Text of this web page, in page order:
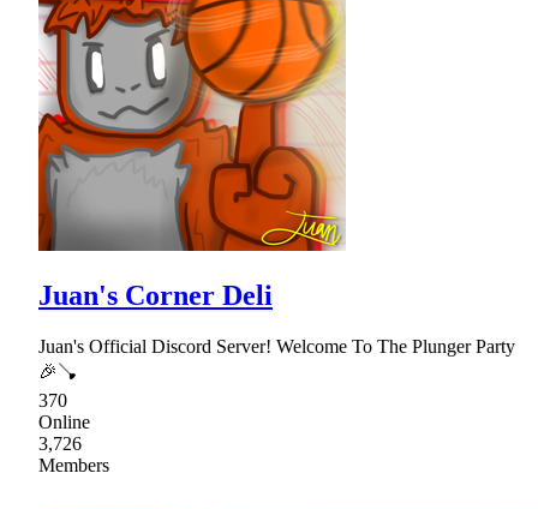
Juan's Corner Deli
Juan's Official Discord Server! Welcome To The Plunger Party
🎉🪠
370
Online
3,726
Members